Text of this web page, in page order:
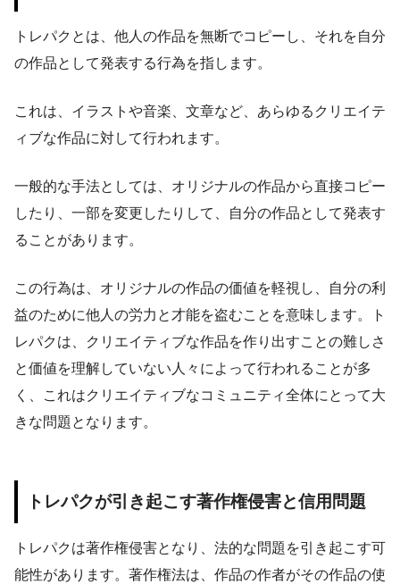
トレパクとは、他人の作品を無断でコピーし、それを自分
の作品として発表する行為を指します。
これは、イラストや音楽、文章など、あらゆるクリエイテ
ィブな作品に対して行われます。
一般的な手法としては、オリジナルの作品から直接コピー
したり、一部を変更したりして、自分の作品として発表す
ることがあります。
この行為は、オリジナルの作品の価値を軽視し、自分の利
益のために他人の労力と才能を盗むことを意味します。ト
レパクは、クリエイティブな作品を作り出すことの難しさ
と価値を理解していない人々によって行われることが多
く、これはクリエイティブなコミュニティ全体にとって大
きな問題となります。
トレパクが引き起こす著作権侵害と信用問題
トレパクは著作権侵害となり、法的な問題を引き起こす可
能性があります。著作権法は、作品の作者がその作品の使